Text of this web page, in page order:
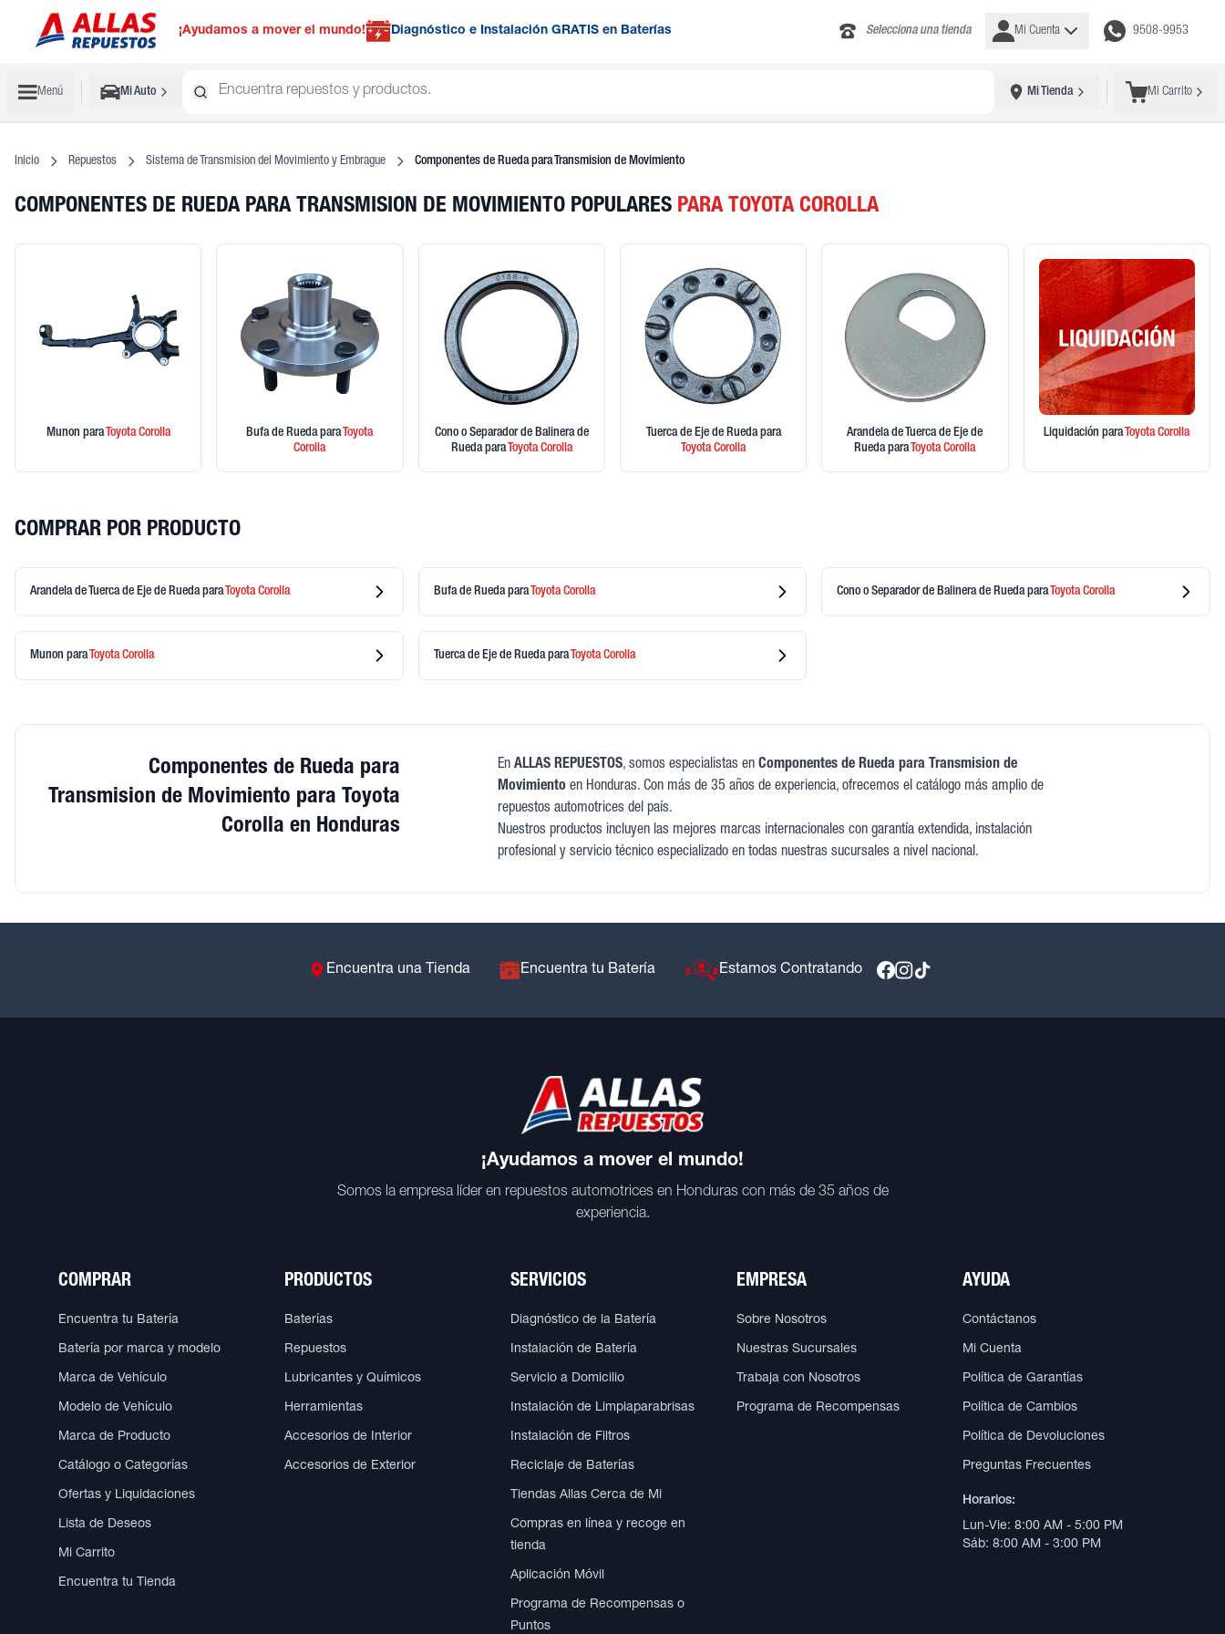
¡Ayudamos a mover el mundo! Diagnóstico e Instalación GRATIS en Baterías Selecciona una tienda Mi Cuenta 9508-9953
Menú Mi Auto Mi Tienda Mi Carrito
Inicio Repuestos Sistema de Transmision del Movimiento y Embrague Componentes de Rueda para Transmision de Movimiento
COMPONENTES DE RUEDA PARA TRANSMISION DE MOVIMIENTO POPULARES PARA TOYOTA COROLLA
Munon para ToyotaCorolla Bufa de Rueda para Toyota
Corolla
Cono o Separador de Balinera de
Rueda para ToyotaCorolla
Tuerca de Eje de Rueda para
ToyotaCorolla
Arandela de Tuerca de Eje de
Rueda para ToyotaCorolla
Liquidación para ToyotaCorolla
COMPRAR POR PRODUCTO
Arandela de Tuerca de Eje de RuedaparaToyotaCorolla Bufa de RuedaparaToyotaCorolla Cono o Separador de Balinera de RuedaparaToyotaCorolla
Munon paraToyotaCorolla Tuerca de Eje de RuedaparaToyotaCorolla
Componentes de Rueda para
Transmision de Movimiento para Toyota
Corolla en Honduras
En ALLAS REPUESTOS, somos especialistas en Componentes de Rueda para Transmision de
Movimientoen Honduras. Con más de 35 años de experiencia, ofrecemos el catálogo más amplio de
repuestos automotrices del país.
Nuestros productos incluyen las mejores marcas internacionales con garantía extendida, instalación
profesional y servicio técnico especializado en todas nuestras sucursales a nivel nacional.
Encuentra una Tienda Encuentra tu Batería Estamos Contratando
¡Ayudamos a mover el mundo!
Somos la empresa líder en repuestos automotrices en Honduras con más de 35 años de
experiencia.
COMPRAR
Encuentra tu Batería
Batería por marca y modelo
Marca de Vehículo
Modelo de Vehículo
Marca de Producto
Catálogo o Categorías
Ofertas y Liquidaciones
Lista de Deseos
Mi Carrito
Encuentra tu Tienda
PRODUCTOS
Baterías
Repuestos
Lubricantes y Químicos
Herramientas
Accesorios de Interior
Accesorios de Exterior
SERVICIOS
Diagnóstico de la Batería
Instalación de Batería
Servicio a Domicilio
Instalación de Limpiaparabrisas
Instalación de Filtros
Reciclaje de Baterías
Tiendas Allas Cerca de Mi
Compras en línea y recoge en
tienda
Aplicación Móvil
Programa de Recompensas o
Puntos
EMPRESA
Sobre Nosotros
Nuestras Sucursales
Trabaja con Nosotros
Programa de Recompensas
AYUDA
Contáctanos
Mi Cuenta
Política de Garantías
Política de Cambios
Política de Devoluciones
Preguntas Frecuentes
Horarios:
Lun-Vie: 8:00 AM - 5:00 PM
Sáb: 8:00 AM - 3:00 PM